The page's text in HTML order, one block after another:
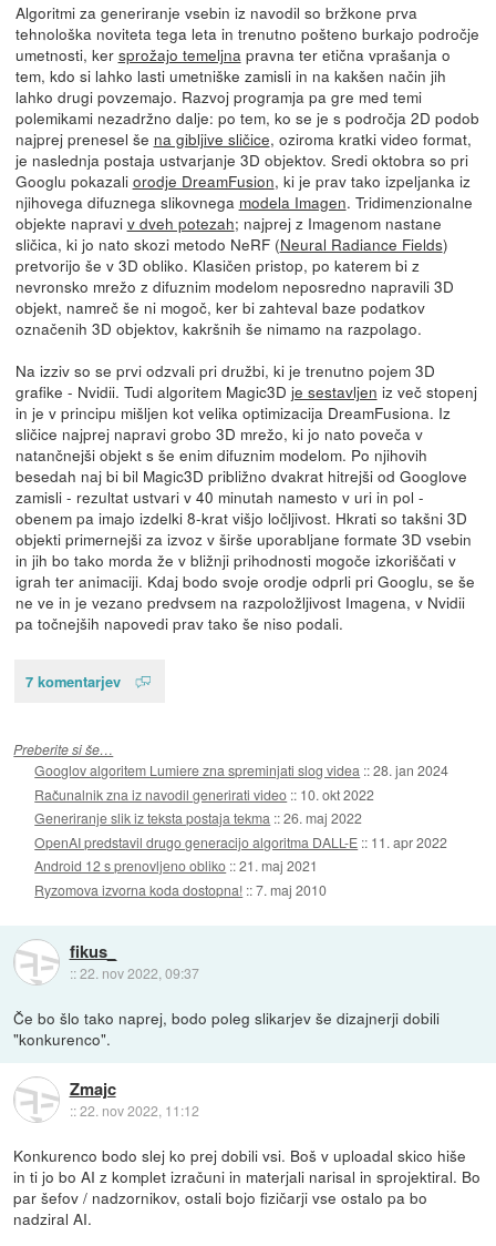
Algoritmi za generiranje vsebin iz navodil so bržkone prva
tehnološka noviteta tega leta in trenutno pošteno burkajo področje
umetnosti, ker sprožajo temeljnapravna ter etična vprašanja o
tem, kdo si lahko lasti umetniške zamisli in na kakšen način jih
lahko drugi povzemajo. Razvoj programja pa gre med temi
polemikami nezadržno dalje: po tem, ko se je s področja 2D podob
najprej prenesel še na gibljive sličice, oziroma kratki video format,
je naslednja postaja ustvarjanje 3D objektov. Sredi oktobra so pri
Googlu pokazali orodje DreamFusion, ki je prav tako izpeljanka iz
njihovega difuznega slikovnega modela Imagen. Tridimenzionalne
objekte napravi v dveh potezah; najprej z Imagenom nastane
sličica, ki jo nato skozi metodo NeRF (Neural Radiance Fields)
pretvorijo še v 3D obliko. Klasičen pristop, po katerem bi z
nevronsko mrežo z difuznim modelom neposredno napravili 3D
objekt, namreč še ni mogoč, ker bi zahteval baze podatkov
označenih 3D objektov, kakršnih še nimamo na razpolago.
Na izziv so se prvi odzvali pri družbi, ki je trenutno pojem 3D
grafike - Nvidii. Tudi algoritem Magic3D je sestavljen iz več stopenj
in je v principu mišljen kot velika optimizacija DreamFusiona. Iz
sličice najprej napravi grobo 3D mrežo, ki jo nato poveča v
natančnejši objekt s še enim difuznim modelom. Po njihovih
besedah naj bi bil Magic3D približno dvakrat hitrejši od Googlove
zamisli - rezultat ustvari v 40 minutah namesto v uri in pol -
obenem pa imajo izdelki 8-krat višjo ločljivost. Hkrati so takšni 3D
objekti primernejši za izvoz v širše uporabljane formate 3D vsebin
in jih bo tako morda že v bližnji prihodnosti mogoče izkoriščati v
igrah ter animaciji. Kdaj bodo svoje orodje odprli pri Googlu, se še
ne ve in je vezano predvsem na razpoložljivost Imagena, v Nvidii
pa točnejših napovedi prav tako še niso podali.
7 komentarjev
Preberite si še…
Googlov algoritem Lumiere zna spreminjati slog videa ::28. jan 2024
Računalnik zna iz navodil generirati video :: 10. okt 2022
Generiranje slik iz teksta postaja tekma ::26. maj 2022
OpenAI predstavil drugo generacijo algoritma DALL-E :: 11. apr 2022
Android 12 s prenovljeno obliko ::21. maj 2021
Ryzomova izvorna koda dostopna! ::7. maj 2010
fikus_
::22. nov 2022, 09:37
Če bo šlo tako naprej, bodo poleg slikarjev še dizajnerji dobili
"konkurenco".
Zmajc
::22. nov 2022, 11:12
Konkurenco bodo slej ko prej dobili vsi. Boš v uploadal skico hiše
in ti jo bo AI z komplet izračuni in materjali narisal in sprojektiral. Bo
par šefov / nadzornikov, ostali bojo fizičarji vse ostalo pa bo
nadziral AI.